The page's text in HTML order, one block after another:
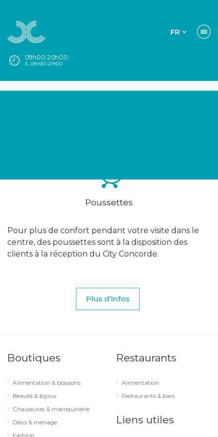
FR
09h00-20h00
E. 08h30-21h00
Poussettes
Pour plus de confort pendant votre visite dans le
centre, des poussettes sont à la disposition des
clients à la réception du City Concorde.
Plus d’infos
Boutiques
Alimentation & boissons
Beauté & bijoux
Chaussures & maroquinerie
Déco & ménage
Fashion
Restaurants
Alimentation
Restaurants & bars
Liens utiles